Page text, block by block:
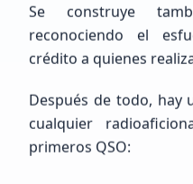
Raul humberto
Principiante
Se construye
reconociendo el
crédito a quienes
Después de todo, hay
cualquier
primeros QSO: